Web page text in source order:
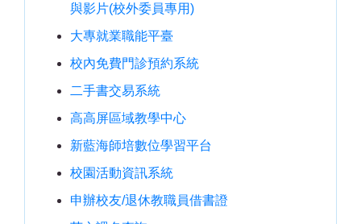
與影片(校外委員專用)
大專就業職能平臺
校內免費門診預約系統
二手書交易系統
高高屏區域教學中心
新藍海師培數位學習平台
校園活動資訊系統
申辦校友/退休教職員借書證